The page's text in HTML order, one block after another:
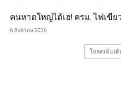
คนหาดใหญ่ได้เฮ! ครม. ไฟเขีย
6 สิงหาคม 2026
โหลดเพิ่มเติ